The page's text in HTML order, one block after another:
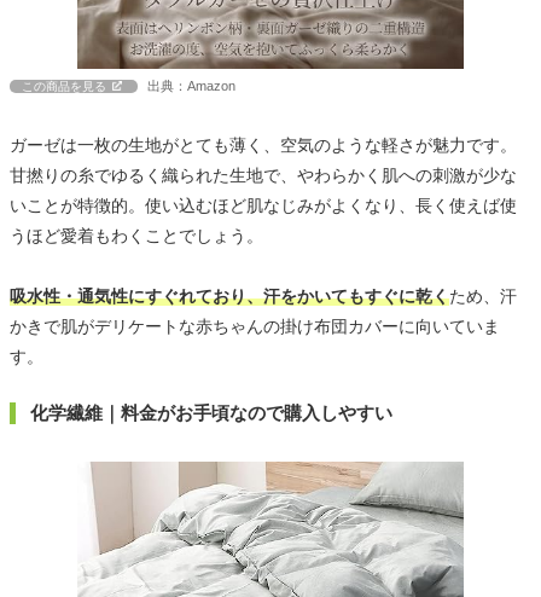
この商品を見る 出典：Amazon
ガーゼは一枚の生地がとても薄く、空気のような軽さが魅力です。
甘撚りの糸でゆるく織られた生地で、やわらかく肌への刺激が少な
いことが特徴的。使い込むほど肌なじみがよくなり、長く使えば使
うほど愛着もわくことでしょう。
吸水性・通気性にすぐれており、汗をかいてもすぐに乾くため、汗
かきで肌がデリケートな赤ちゃんの掛け布団カバーに向いていま
す。
化学繊維｜料金がお手頃なので購入しやすい